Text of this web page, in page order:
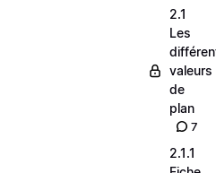
2.1
Les
valeurs
de
plan
7
2.1.1